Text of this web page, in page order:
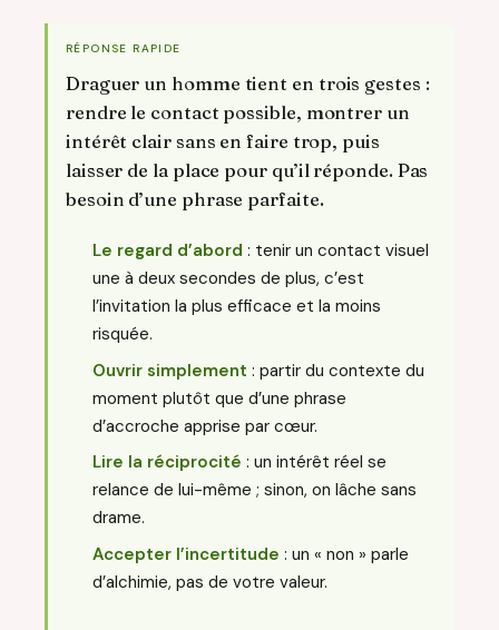
RÉPONSE RAPIDE
Draguer un homme tient en trois gestes :
rendre le contact possible, montrer un
intérêt clair sans en faire trop, puis
laisser de la place pour qu’il réponde. Pas
besoin d’une phrase parfaite.
Le regard d’abord : tenir un contact visuel
une à deux secondes de plus, c’est
l’invitation la plus efficace et la moins
risquée.
Ouvrir simplement : partir du contexte du
moment plutôt que d’une phrase
d’accroche apprise par cœur.
Lire la réciprocité : un intérêt réel se
relance de lui-même ; sinon, on lâche sans
drame.
Accepter l’incertitude : un « non » parle
d’alchimie, pas de votre valeur.